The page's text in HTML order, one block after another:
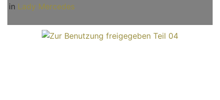
in Lady Mercedes